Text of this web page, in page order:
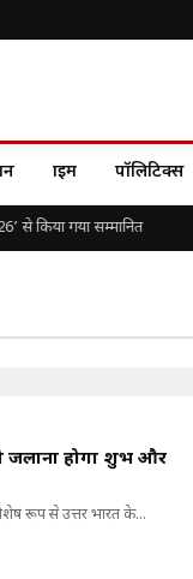
क्राइम पॉलिटिक्स
से किया गया सम्मानित
जलाना होगा शुभ और
रूप से उत्तर भारत के...